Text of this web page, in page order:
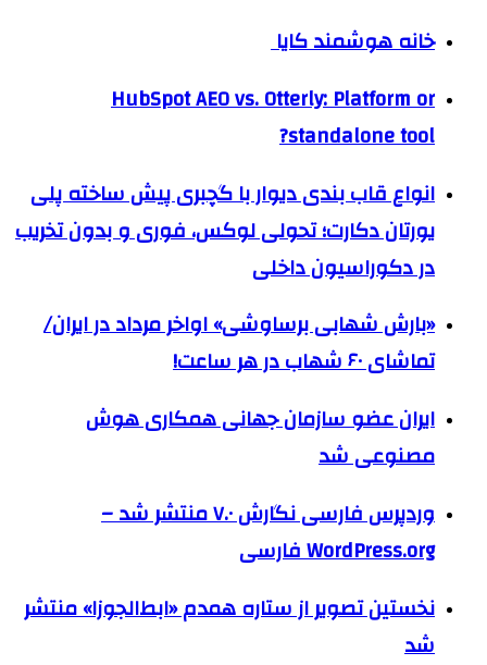
خانه هوشمند کایا
HubSpot AEO vs. Otterly: Platform or
standalone tool?
انواع قاب بندی دیوار با گچبری پیش ساخته پلی
یورتان دکارت؛ تحولی لوکس، فوری و بدون تخریب
در دکوراسیون داخلی
«بارش شهابی برساوشی» اواخر مرداد در ایران/
تماشای ۶۰ شهاب در هر ساعت!
ایران عضو سازمان جهانی همکاری هوش
مصنوعی شد
وردپرس فارسی نگارش ۷.۰ منتشر شد –
WordPress.org فارسی
نخستین تصویر از ستاره همدم «ابط‌الجوزا» منتشر
شد